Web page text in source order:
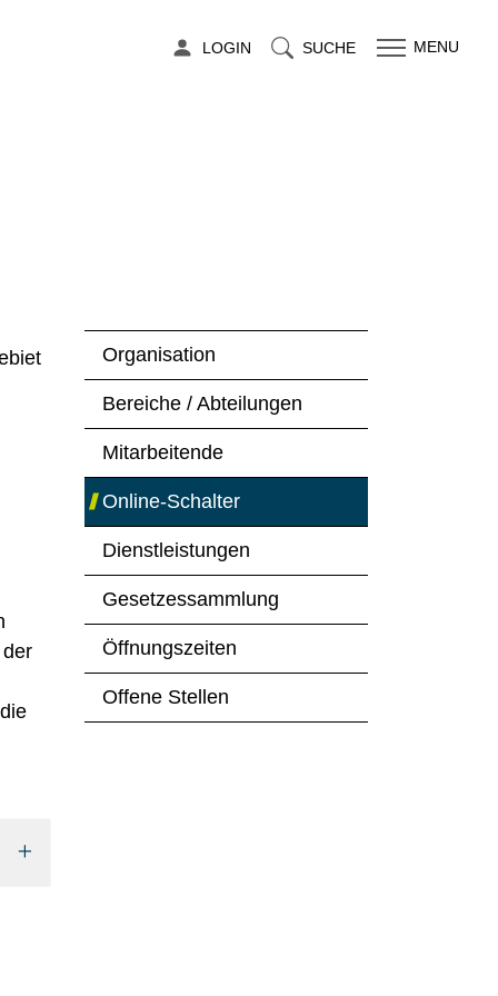
LOGIN SUCHE MENU
Organisation
Bereiche / Abteilungen
Mitarbeitende
Online-Schalter
(ausgewählt)
Dienstleistungen
Gesetzessammlung
Öffnungszeiten
Offene Stellen